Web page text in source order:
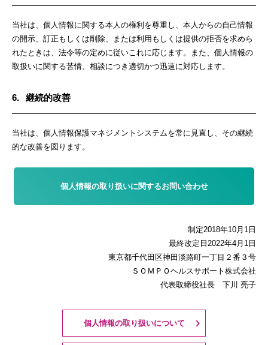
当社は、個人情報に関する本人の権利を尊重し、本人からの自己情報
の開示、訂正もしくは削除、または利用もしくは提供の拒否を求めら
れたときは、法令等の定めに従いこれに応じます。また、個人情報の
取扱いに関する苦情、相談につき適切かつ迅速に対応します。
6. 継続的改善
当社は、個人情報保護マネジメントシステムを常に見直し、その継続
的な改善を図ります。
個人情報の取り扱いに関するお問い合わせ
制定2018年10月1日
最終改定日2022年4月1日
東京都千代田区神田淡路町一丁目２番３号
ＳＯＭＰＯヘルスサポート株式会社
代表取締役社長 下川 亮子
個人情報の取り扱いについて